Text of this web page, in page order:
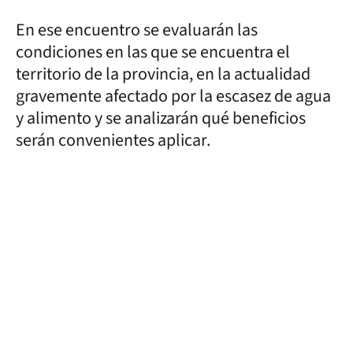
En ese encuentro se evaluarán las
condiciones en las que se encuentra el
territorio de la provincia, en la actualidad
gravemente afectado por la escasez de agua
y alimento y se analizarán qué beneficios
serán convenientes aplicar.